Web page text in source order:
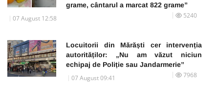
grame, cântarul a marcat 822 grame”
07 August 12:58 5240
Locuitorii din Mărăști cer intervenția
autorităților: „Nu am văzut niciun
echipaj de Poliție sau Jandarmerie”
07 August 09:41 7968